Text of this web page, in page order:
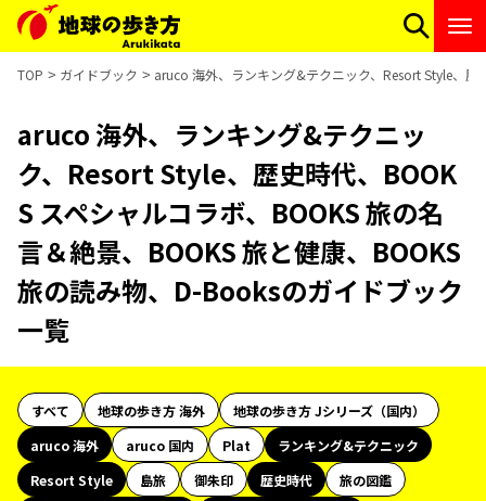
TOP ガイドブック aruco 海外、ランキング&テクニック、Resort Style、歴
aruco 海外、ランキング&テクニッ
ク、Resort Style、歴史時代、BOOK
S スペシャルコラボ、BOOKS 旅の名
言＆絶景、BOOKS 旅と健康、BOOKS
旅の読み物、D-Booksのガイドブック
一覧
すべて 地球の歩き方 海外
地球の歩き方 Jシリーズ（国内）
aruco 海外
aruco 国内 Plat
ランキング&テクニック
Resort Style
島旅 御朱印 歴史時代
旅の図鑑